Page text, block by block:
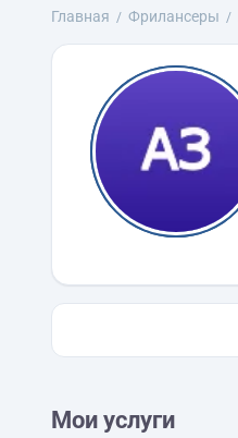
Главная Фрилансеры
Мои услуги